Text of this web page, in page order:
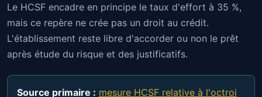
Le HCSF encadre en principe le taux d'effort à 35 %,
mais ce repère ne crée pas un droit au crédit.
L'établissement reste libre d'accorder ou non le prêt
après étude du risque et des justificatifs.
Source primaire : mesure HCSF relative à l'octroi